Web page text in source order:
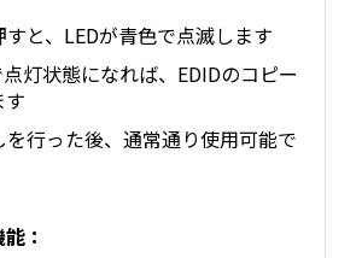
と、LEDが青色で点滅します
灯状態になれば、EDIDのコピー
行った後、通常通り使用可能で
：